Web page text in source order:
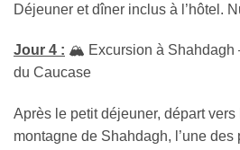
Déjeuner et dîner inclus à l’hôtel.
Jour 4 : 🏔️ Excursion à Shahdagh
du Caucase
Après le petit déjeuner, départ
montagne de Shahdagh, l’une